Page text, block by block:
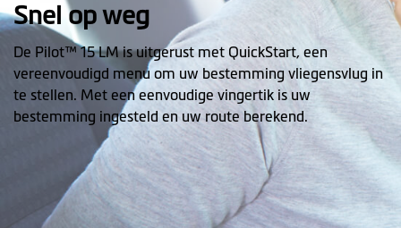
Snel op weg
De Pilot™ 15 LM is uitgerust met QuickStart, een
vereenvoudigd menu om uw bestemming vliegensvlug in
te stellen. Met een eenvoudige vingertik is uw
bestemming ingesteld en uw route berekend.